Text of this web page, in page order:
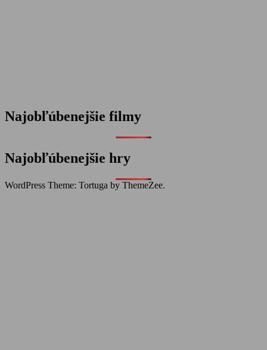
Najobľúbenejšie filmy
Najobľúbenejšie hry
WordPress Theme: Tortuga by ThemeZee.